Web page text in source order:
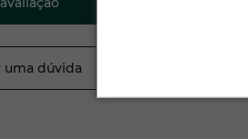
dúvida